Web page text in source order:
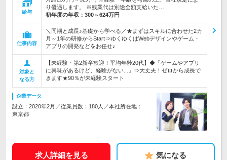
給与
り優遇します。 ※残業代は別途全額支給いた…
初年度の年収： 300～624万円
仕事内容
＼同期と成長♪基礎から学べる／★まずはスキルに合わせた2カ
月～1年の研修からStart⇒ゆくゆくはWebデザインやゲーム・
アプリの開発などをお任せ♪
対象と
なる方
【未経験・第2新卒歓迎！平均年齢20代】◆「ゲームやアプリ
に興味があるけど、経験がない...」⇒大丈夫！ゼロから成長で
きます★90％が未経験スタート
企業データ
設立：2020年2月／従業員数：180人／本社所在地：
東京都
求人詳細を見る 気になる